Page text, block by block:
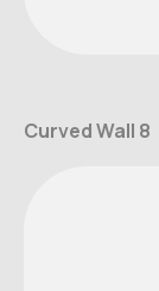
Curved Wall 8